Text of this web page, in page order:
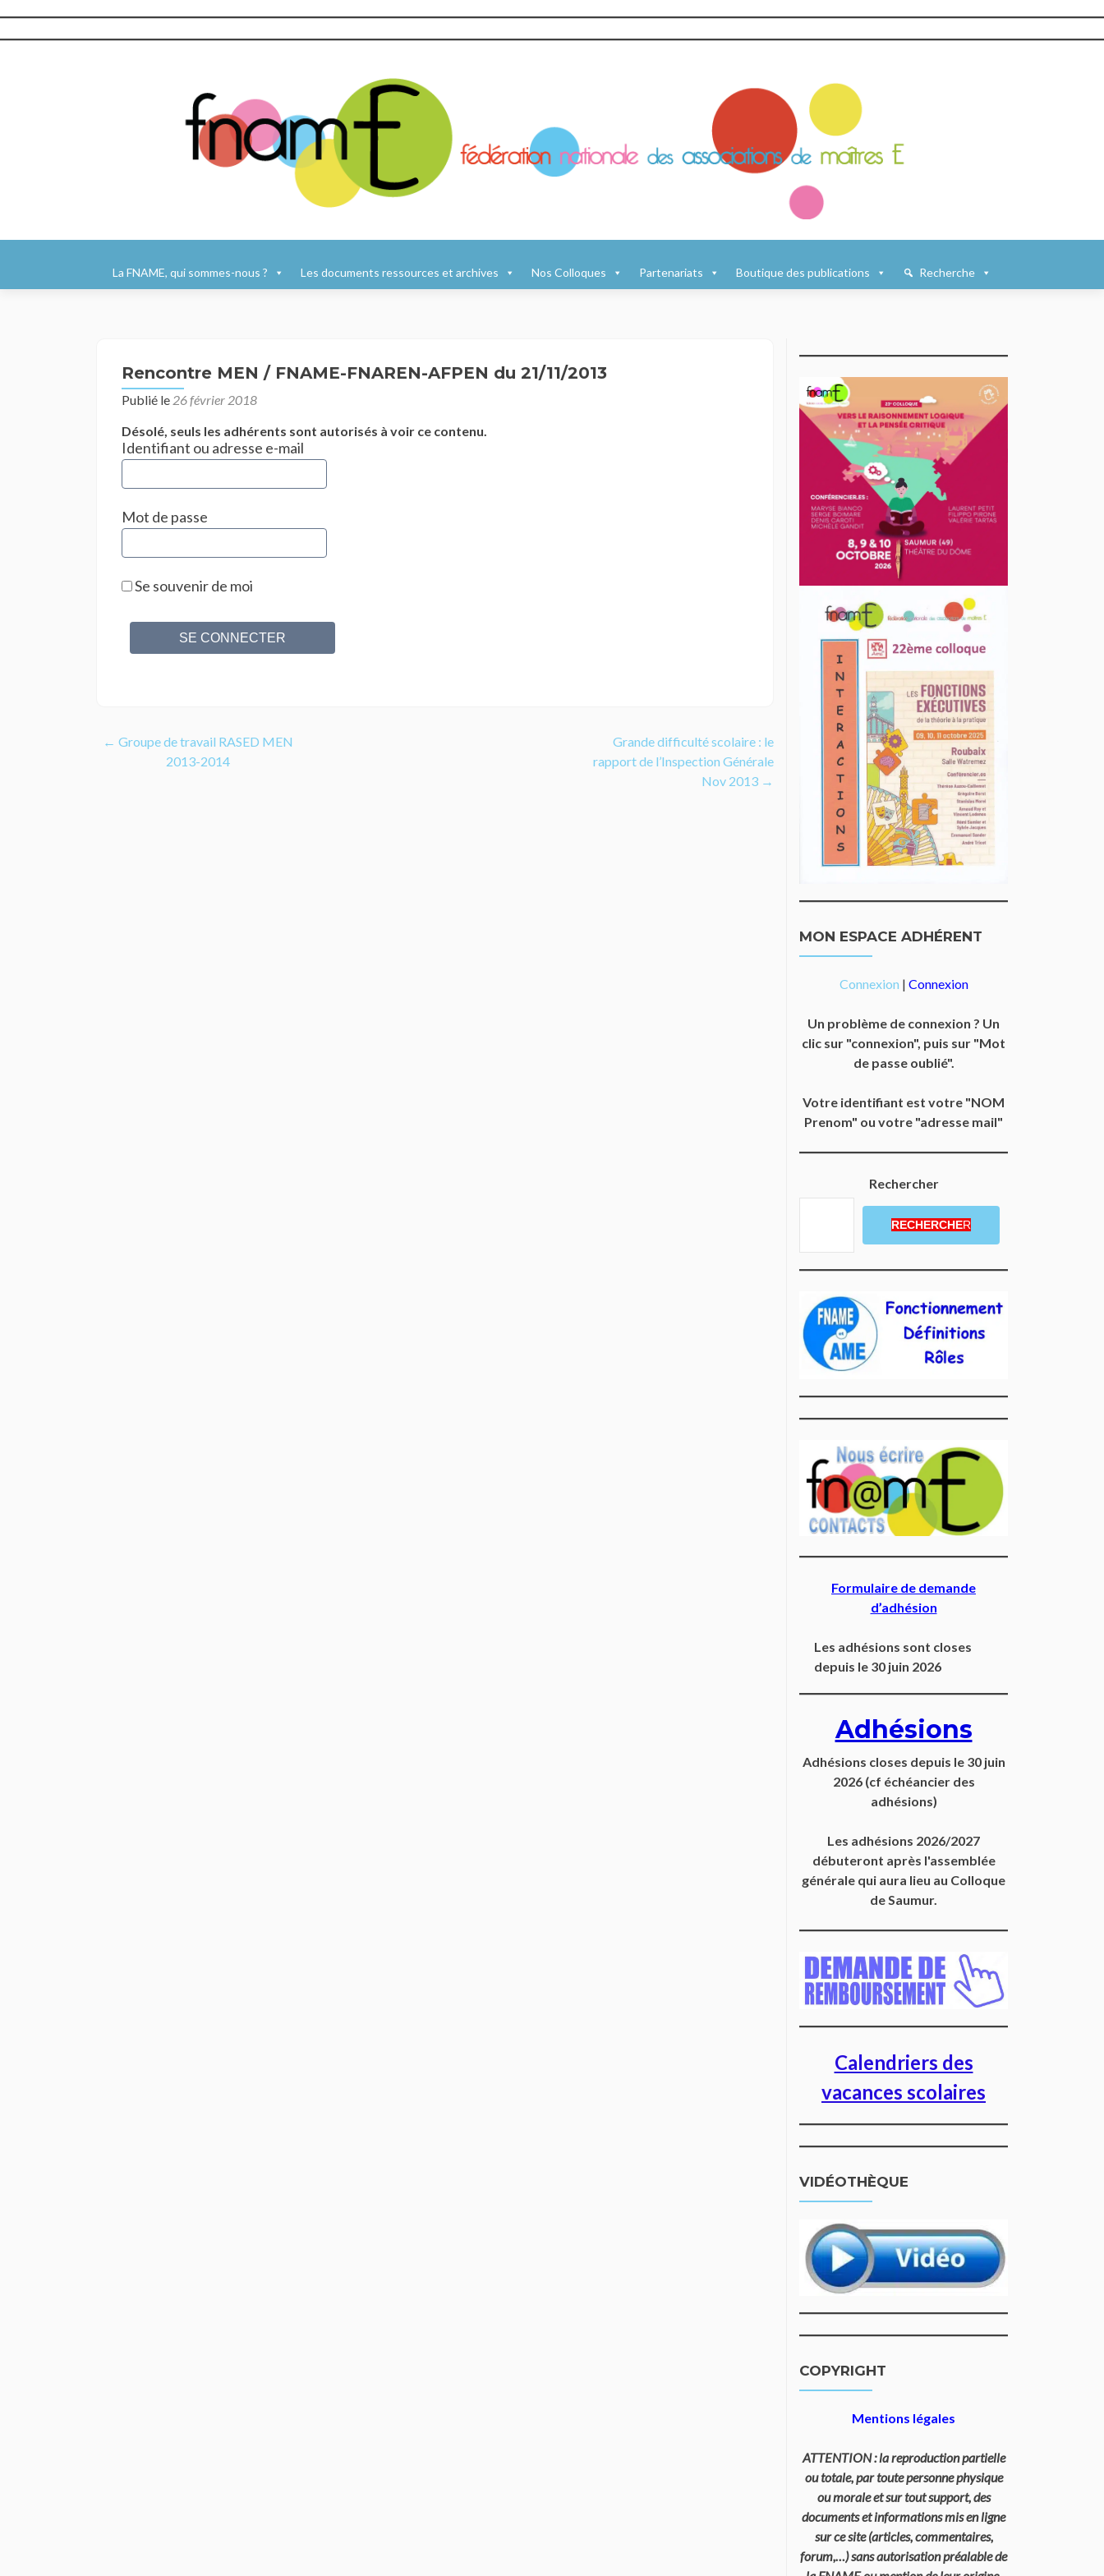
contenu
La FNAME, qui sommes-nous ? Les documents ressources et archives Nos Colloques Partenariats Boutique des publications Recherche
Rencontre MEN / FNAME-FNAREN-AFPEN du 21/11/2013
Publié le 26 février 2018
Désolé, seuls les adhérents sont autorisés à voir ce contenu.
Identifiant ou adresse e-mail
Mot de passe
Se souvenir de moi
Navigation
← Groupe de travail RASED MEN
2013-2014
Grande difficulté scolaire : le
rapport de l’Inspection Générale
Nov 2013 →
MON ESPACE ADHÉRENT
Connexion | Connexion
Un problème de connexion ? Un
clic sur "connexion", puis sur "Mot
de passe oublié".
Votre identifiant est votre "NOM
Prenom" ou votre "adresse mail"
Rechercher
RECHERCHER
Formulaire de demande
d’adhésion
Les adhésions sont closes
depuis le 30 juin 2026
Adhésions
Adhésions closes depuis le 30 juin
2026 (cf échéancier des
adhésions)
Les adhésions 2026/2027
débuteront après l'assemblée
générale qui aura lieu au Colloque
de Saumur.
Calendriers des
vacances scolaires
VIDÉOTHÈQUE
COPYRIGHT
Mentions légales
ATTENTION : la reproduction partielle
ou totale, par toute personne physique
ou morale et sur tout support, des
documents et informations mis en ligne
sur ce site (articles, commentaires,
forum,…) sans autorisation préalable de